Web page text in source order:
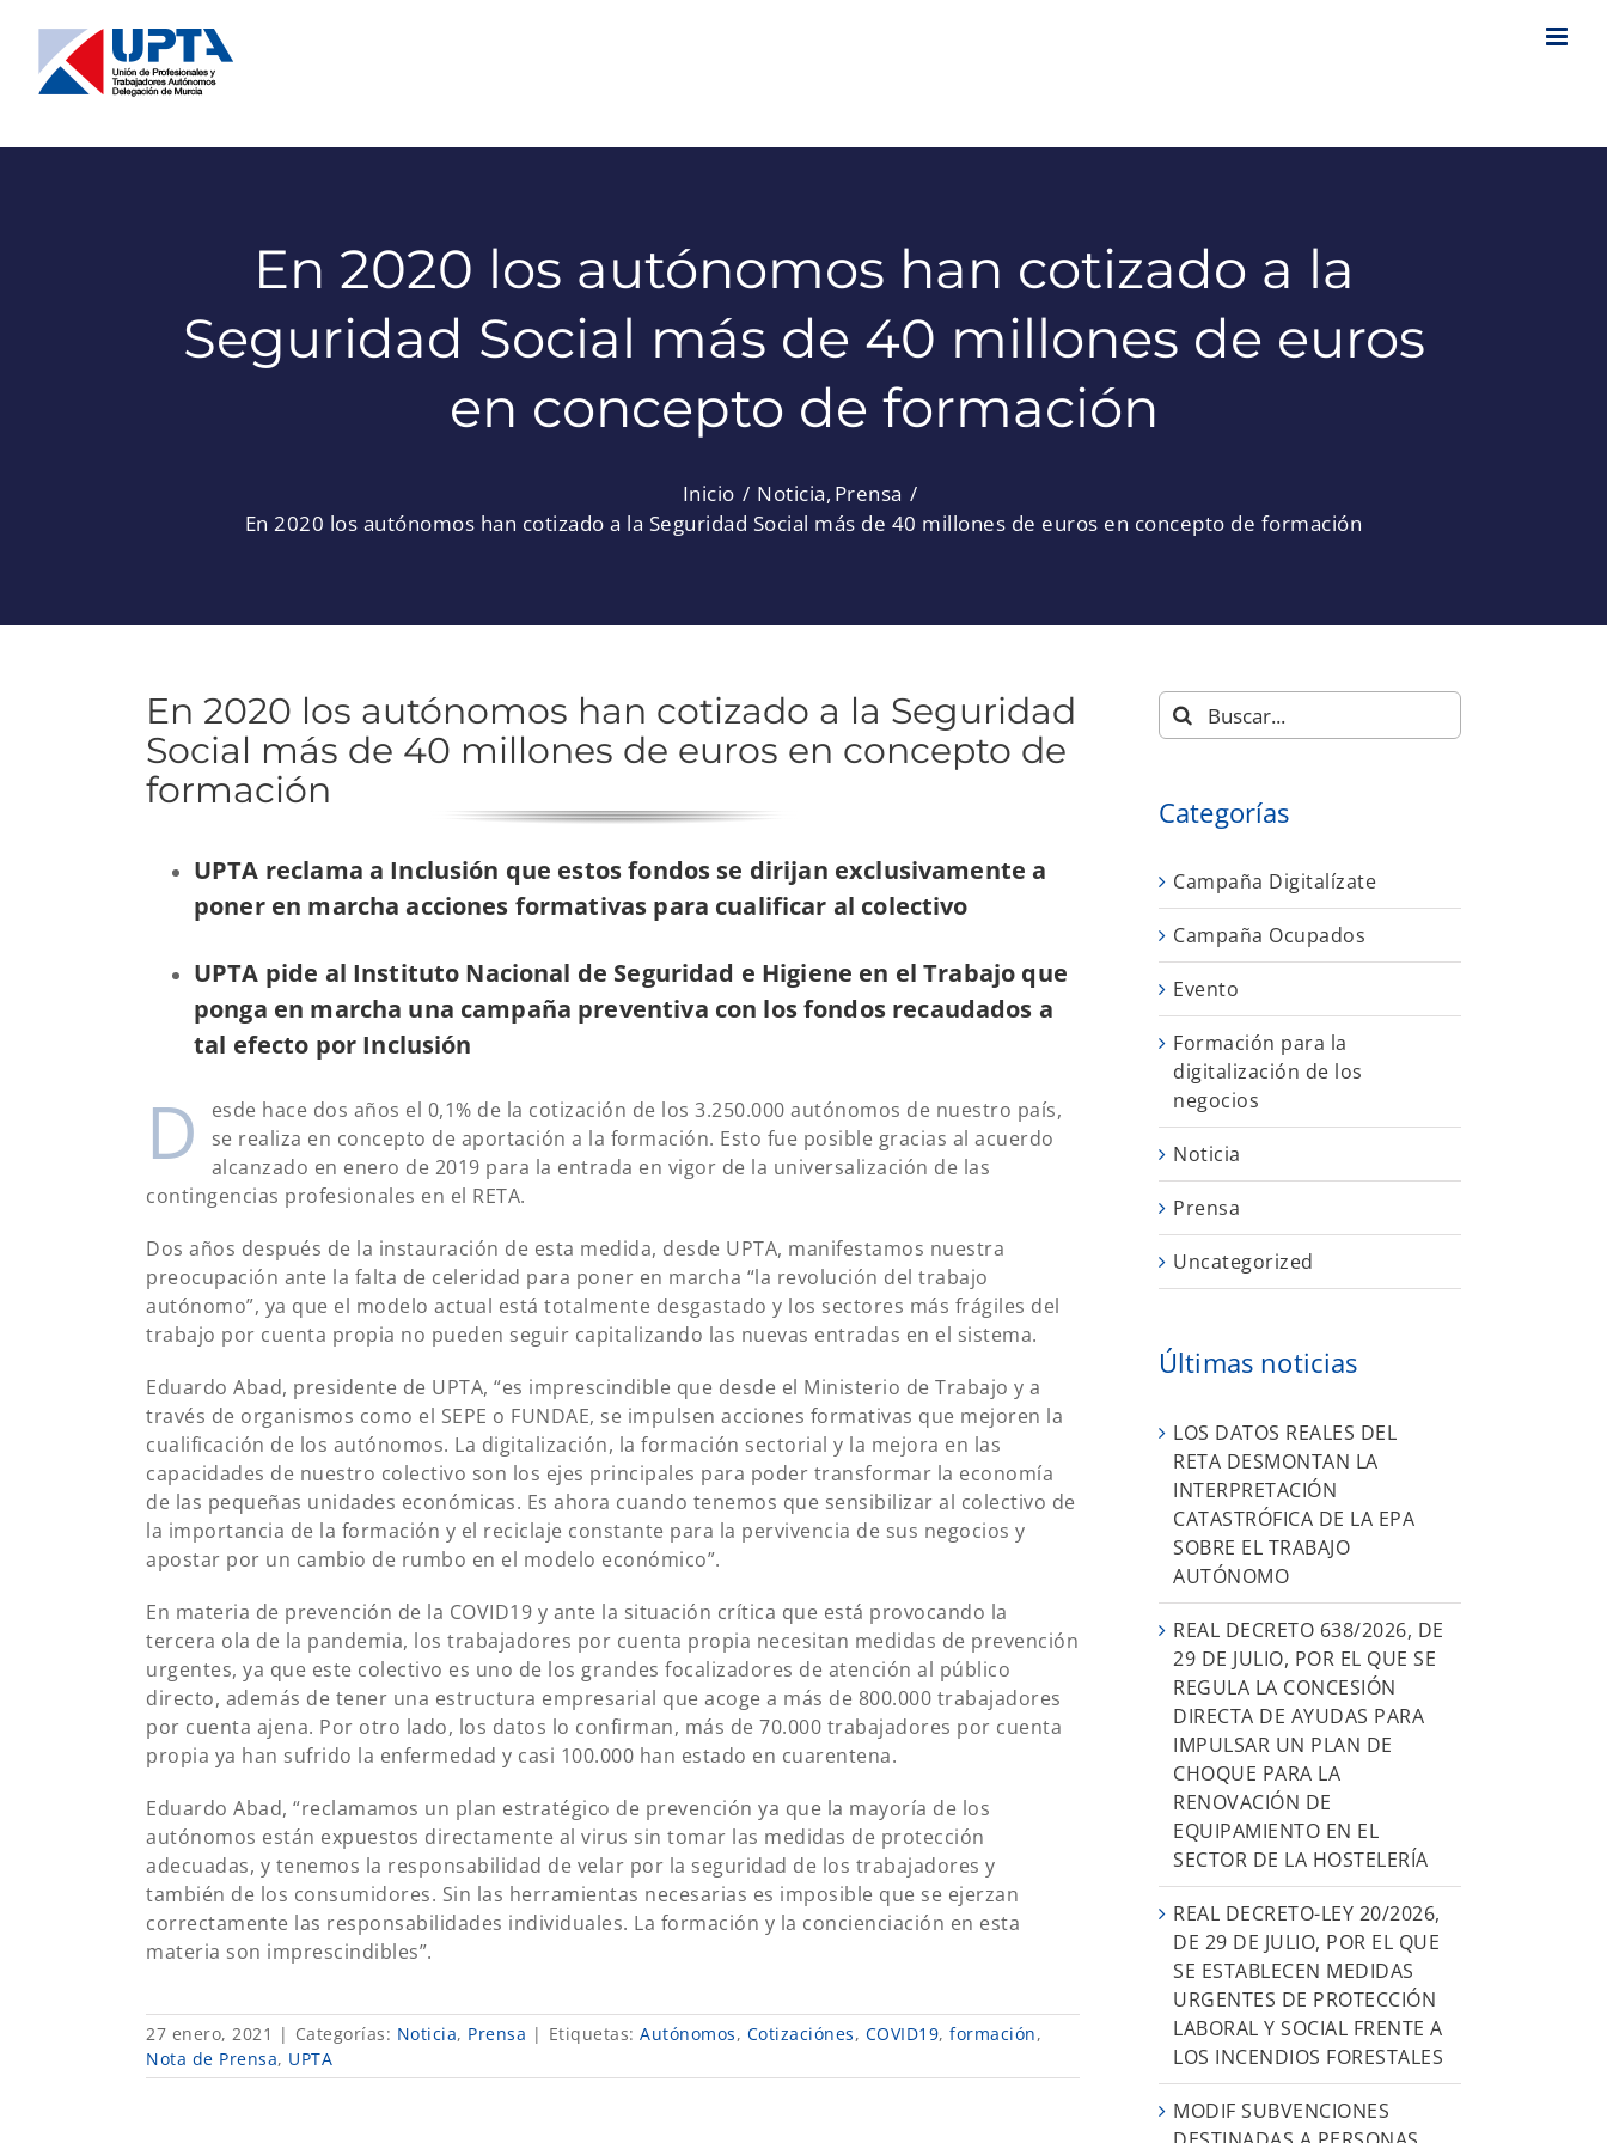
contenido
En 2020 los autónomos han cotizado a la
Seguridad Social más de 40 millones de euros
en concepto de formación
Inicio Noticia Prensa
En 2020 los autónomos han cotizado a la Seguridad Social más de 40 millones de euros en concepto de formación
En 2020 los autónomos han cotizado a la Seguridad
Social más de 40 millones de euros en concepto de
formación
UPTA reclama a Inclusión que estos fondos se dirijan exclusivamente a
poner en marcha acciones formativas para cualificar al colectivo
UPTA pide al Instituto Nacional de Seguridad e Higiene en el Trabajo que
ponga en marcha una campaña preventiva con los fondos recaudados a
tal efecto por Inclusión
D
esde hace dos años el 0,1% de la cotización de los 3.250.000 autónomos de nuestro país,
se realiza en concepto de aportación a la formación. Esto fue posible gracias al acuerdo
alcanzado en enero de 2019 para la entrada en vigor de la universalización de las
contingencias profesionales en el RETA.
Dos años después de la instauración de esta medida, desde UPTA, manifestamos nuestra
preocupación ante la falta de celeridad para poner en marcha “la revolución del trabajo
autónomo”, ya que el modelo actual está totalmente desgastado y los sectores más frágiles del
trabajo por cuenta propia no pueden seguir capitalizando las nuevas entradas en el sistema.
Eduardo Abad, presidente de UPTA, “es imprescindible que desde el Ministerio de Trabajo y a
través de organismos como el SEPE o FUNDAE, se impulsen acciones formativas que mejoren la
cualificación de los autónomos. La digitalización, la formación sectorial y la mejora en las
capacidades de nuestro colectivo son los ejes principales para poder transformar la economía
de las pequeñas unidades económicas. Es ahora cuando tenemos que sensibilizar al colectivo de
la importancia de la formación y el reciclaje constante para la pervivencia de sus negocios y
apostar por un cambio de rumbo en el modelo económico”.
En materia de prevención de la COVID19 y ante la situación crítica que está provocando la
tercera ola de la pandemia, los trabajadores por cuenta propia necesitan medidas de prevención
urgentes, ya que este colectivo es uno de los grandes focalizadores de atención al público
directo, además de tener una estructura empresarial que acoge a más de 800.000 trabajadores
por cuenta ajena. Por otro lado, los datos lo confirman, más de 70.000 trabajadores por cuenta
propia ya han sufrido la enfermedad y casi 100.000 han estado en cuarentena.
Eduardo Abad, “reclamamos un plan estratégico de prevención ya que la mayoría de los
autónomos están expuestos directamente al virus sin tomar las medidas de protección
adecuadas, y tenemos la responsabilidad de velar por la seguridad de los trabajadores y
también de los consumidores. Sin las herramientas necesarias es imposible que se ejerzan
correctamente las responsabilidades individuales. La formación y la concienciación en esta
materia son imprescindibles”.
27 enero, 2021 | Categorías: Noticia, Prensa | Etiquetas: Autónomos, Cotizaciónes, COVID19, formación,
Nota de Prensa, UPTA
Buscar:
Categorías
Campaña Digitalízate
Campaña Ocupados
Evento
Formación para la
digitalización de los
negocios
Noticia
Prensa
Uncategorized
Últimas noticias
LOS DATOS REALES DEL
RETA DESMONTAN LA
INTERPRETACIÓN
CATASTRÓFICA DE LA EPA
SOBRE EL TRABAJO
AUTÓNOMO
REAL DECRETO 638/2026, DE
29 DE JULIO, POR EL QUE SE
REGULA LA CONCESIÓN
DIRECTA DE AYUDAS PARA
IMPULSAR UN PLAN DE
CHOQUE PARA LA
RENOVACIÓN DE
EQUIPAMIENTO EN EL
SECTOR DE LA HOSTELERÍA
REAL DECRETO-LEY 20/2026,
DE 29 DE JULIO, POR EL QUE
SE ESTABLECEN MEDIDAS
URGENTES DE PROTECCIÓN
LABORAL Y SOCIAL FRENTE A
LOS INCENDIOS FORESTALES
MODIF SUBVENCIONES